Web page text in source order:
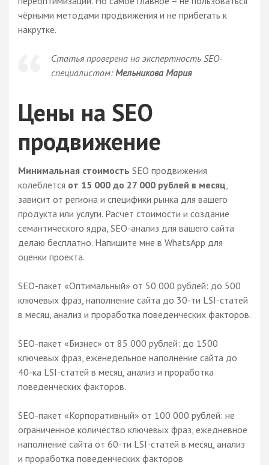
чёрными методами продвижения и не прибегать к
накрутке.
Статья проверена на экспертность SEO-
специалистом: Мельникова Мария
Цены на SEO
продвижение
Минимальная стоимость SEO продвижения
колеблется от 15 000 до 27 000 рублей в месяц
зависит от региона и специфики рынка для вашего
продукта или услуги. Расчет стоимости и создание
семантического ядра, SEO-анализ для вашего сайта
делаю бесплатно. Напишите мне в WhatsApp для
оценки проекта.
SEO-пакет «Оптимальный» от 50 000 рублей: до 500
ключевых фраз, наполнение сайта до 30-ти LSI-статей
в месяц, анализ и проработка поведенческих факторов.
SEO-пакет «Бизнес» от 85 000 рублей: до 1500
ключевых фраз, еженедельное наполнение сайта до
40-ка LSI-статей в месяц, анализ и проработка
поведенческих факторов.
SEO-пакет «Корпоративный» от 100 000 рублей: не
ограниченное количество ключевых фраз, ежедневное
наполнение сайта от 60-ти LSI-статей в месяц, анализ
и проработка поведенческих факторов